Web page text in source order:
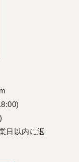
日以内に返